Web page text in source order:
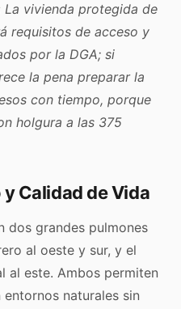
La vivienda protegida de
requisitos de acceso y
por la DGA; si
la pena preparar la
con tiempo, porque
holgura a las 375
Calidad de Vida
dos grandes pulmones
al oeste y sur, y el
al este. Ambos permiten
naturales sin